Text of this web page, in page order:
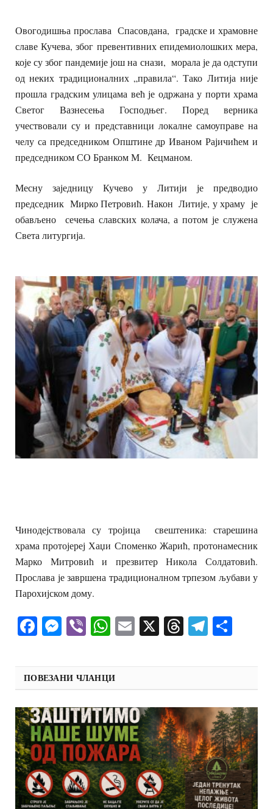
Овогодишња прослава Спасовдана, градске и храмовне
славе Кучева, због превентивних епидемиолошких мера,
које су због пандемије још на снази, морала је да одступи
од неких традиционалних „правила“. Тако Литија није
прошла градским улицама већ је одржана у порти храма
Светог Вазнесења Господњег. Поред верника
учествовали су и представници локалне самоуправе на
челу са председником Општине др Иваном Рајичићем и
председником СО Бранком М. Кецманом.
Месну заједницу Кучево у Литији је предводио
председник Мирко Петровић. Након Литије, у храму је
обављено сечења славских колача, а потом је служена
Света литургија.
Чинодејствовала су тројица свештеника: старешина
храма протојереј Хаџи Споменко Жарић, протонамесник
Марко Митровић и презвитер Никола Солдатовић.
Прослава је завршена традиционалном трпезом љубави у
Парохијском дому.
Facebook
Messenger
ViberWhatsApp
Email
X Threads
ПОВЕЗАНИ ЧЛАНЦИ